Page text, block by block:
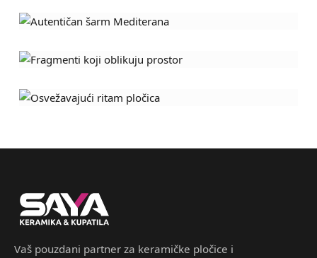
Kupatilo
Tekstura koja unosi toplinu i karakter
Autentičan šarm Mediterana
Fragmenti koji oblikuju prostor
Vaš pouzdani partner za keramičke pločice i